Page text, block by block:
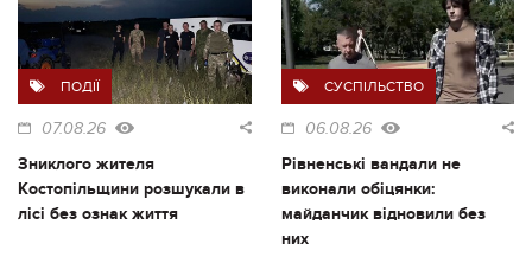
ПОДІЇ
07.08.26
Зниклого жителя
Костопільщини розшукали в
лісі без ознак життя
СУСПІЛЬСТВО
06.08.26
Рівненські вандали не
виконали обіцянки:
майданчик відновили без
них